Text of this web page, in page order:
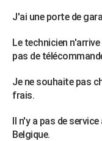
J'ai une porte de
Le technicien
pas de
Je ne souhaite pas
frais.
Il n'y a pas de
Belgique.